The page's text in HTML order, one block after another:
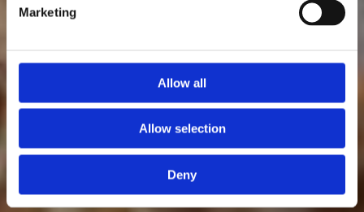
Marketing
Allow all
Allow selection
Deny